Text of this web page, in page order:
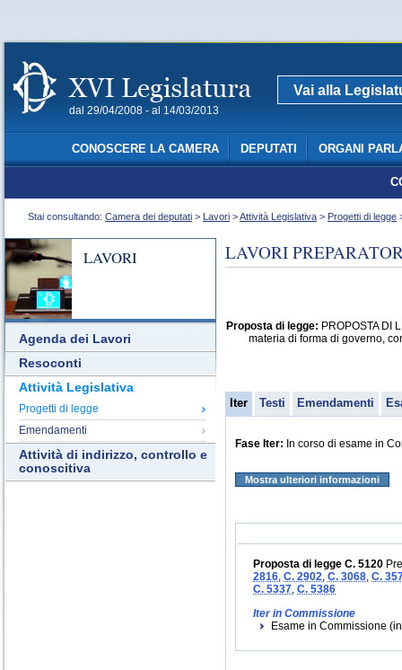
dal 29/04/2008 - al 14/03/2013
Vai alla
CONOSCERE LA CAMERA DEPUTATI ORGANI
Stai consultando: Camera dei deputati > Lavori >Attività Legislativa > Progetti di legge
LAVORI
Agenda dei Lavori
Resoconti
Attività Legislativa
Progetti di legge
Emendamenti
Attività di indirizzo, controllo e
conoscitiva
LAVORI
Proposta di legge: PROPOSTA DI
materia di forma di governo,
Iter Testi Emendamenti
Fase Iter: In corso di esame in
Mostra ulteriori informazioni
Proposta di legge C. 5120
2816, C. 2902, C. 3068, C.
C. 5337, C. 5386
Iter in Commissione
Esame in Commissione